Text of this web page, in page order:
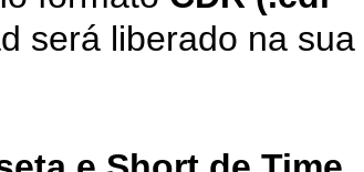
será liberado na sua